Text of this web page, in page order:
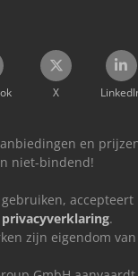
X
en
niet-bindend!
accepteert
privacyverklaring.
zijn eigendom